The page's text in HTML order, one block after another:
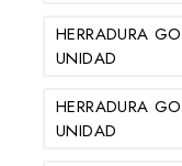
HERRADURA
UNIDAD
HERRADURA
UNIDAD